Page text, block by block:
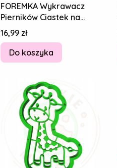
FOREMKA Wykrawacz
Pierników Ciastek na
DZIEŃ BABCI I DZIADKA
Misie Miś 10cm
Cena
16,99 zł
Do koszyka